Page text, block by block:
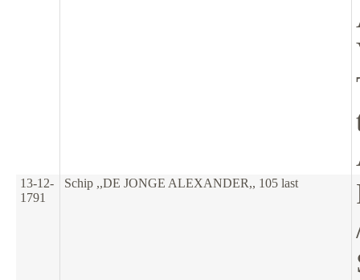
13-12-
1791
Schip ,,DE JONGE ALEXANDER,, 105 last